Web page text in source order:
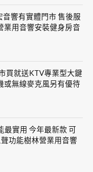
音響有實體門市 售後服
業用音響安裝健身房音
買就送KTV專業型大鍵
或無線麥克風另有優待
最實用 今年最新款 可
功能樹林營業用音響